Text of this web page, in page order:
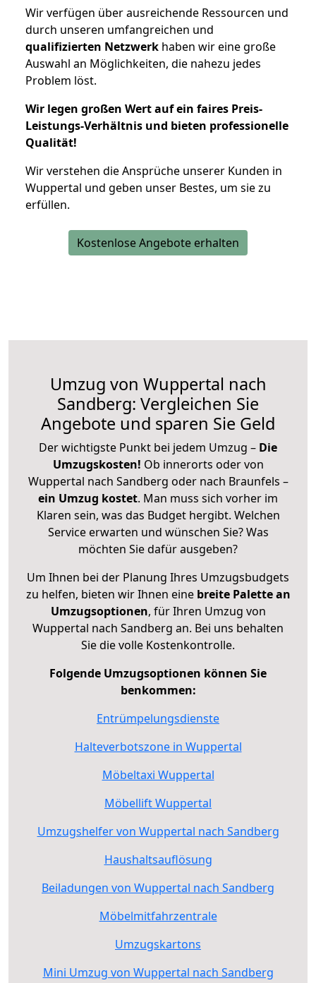
Wir verfügen über ausreichende Ressourcen und
durch unseren umfangreichen und
qualifizierten Netzwerk haben wir eine große
Auswahl an Möglichkeiten, die nahezu jedes
Problem löst.
Wir legen großen Wert auf ein faires Preis-
Leistungs-Verhältnis und bieten professionelle
Qualität!
Wir verstehen die Ansprüche unserer Kunden in
Wuppertal und geben unser Bestes, um sie zu
erfüllen.
Kostenlose Angebote erhalten
Umzug von Wuppertal nach
Sandberg: Vergleichen Sie
Angebote und sparen Sie Geld
Der wichtigste Punkt bei jedem Umzug – Die
Umzugskosten! Ob innerorts oder von
Wuppertal nach Sandberg oder nach Braunfels –
ein Umzug kostet. Man muss sich vorher im
Klaren sein, was das Budget hergibt. Welchen
Service erwarten und wünschen Sie? Was
möchten Sie dafür ausgeben?
Um Ihnen bei der Planung Ihres Umzugsbudgets
zu helfen, bieten wir Ihnen eine breite Palette an
Umzugsoptionen, für Ihren Umzug von
Wuppertal nach Sandberg an. Bei uns behalten
Sie die volle Kostenkontrolle.
Folgende Umzugsoptionen können Sie
benkommen:
Entrümpelungsdienste
Halteverbotszone in Wuppertal
Möbeltaxi Wuppertal
Möbellift Wuppertal
Umzugshelfer von Wuppertal nach Sandberg
Haushaltsauflösung
Beiladungen von Wuppertal nach Sandberg
Möbelmitfahrzentrale
Umzugskartons
Mini Umzug von Wuppertal nach Sandberg